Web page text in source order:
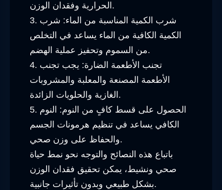
الحرارية وفقدان الوزن.
3. شرب الكمية المناسبة من الماء: شرب
الكمية الكافية من الماء يساعد في التخلص
من السموم وتحفيز عملية الهضم.
4. تجنب الأطعمة الضارة: يجب تجنب
الأطعمة المصنعة والمعلبة والمشروبات
الغازية والحلويات الزائدة.
5. الحصول على قسط كافٍ من النوم: النوم
الكافي يساعد في تنظيم هرمونات الجسم
والحفاظ على وزن صحي.
باتباع هذه النصائح والتوجه نحو نمط حياة
صحي ونشيط، يمكن تحقيق فقدان الوزن
بشكل طبيعي وبدون تأثيرات جانبية.